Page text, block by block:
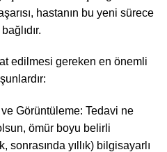
hastanın bu yeni sürece
edilmesi gereken en önemli
Görüntüleme: Tedavi ne
ömür boyu belirli
sonrasında yıllık) bilgisayarlı